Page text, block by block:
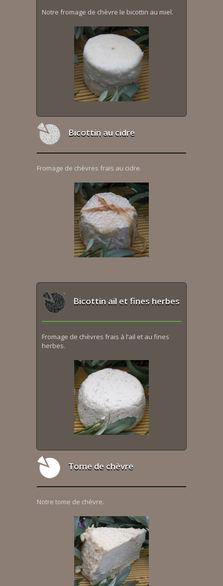
Notre fromage de chèvre le bicottin au miel.
Bicottin au cidre
Fromage de chèvres frais au cidre.
Bicottin ail et fines herbes
Fromage de chèvres frais à l’ail et au fines
herbes.
Tome de chèvre
Notre tome de chèvre.